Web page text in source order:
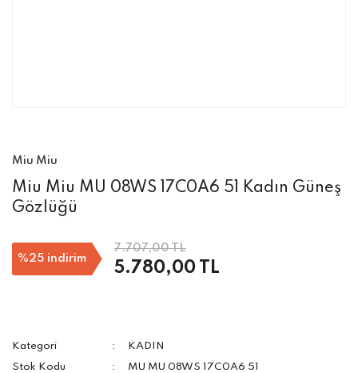
Miu Miu
Miu Miu MU 08WS 17C0A6 51 Kadın Güneş
Gözlüğü
%25 indirim
7.707,00 TL
5.780,00 TL
Kategori
KADIN
Stok Kodu
MU MU 08WS 17C0A6 51